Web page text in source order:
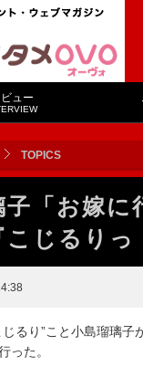
ュー
TOPICS
子「お嫁
こじるりっ
るり”こと小島瑠璃子
った。